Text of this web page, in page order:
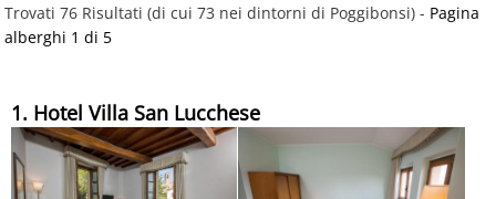
Trovati 76 Risultati (di cui 73 nei dintorni di Poggibonsi) - Pagina
alberghi 1 di 5
1. Hotel Villa San Lucchese